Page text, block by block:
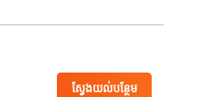
ស្វែងយល់បន្ថែម